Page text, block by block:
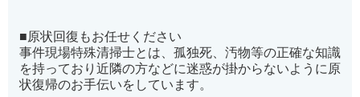
■原状回復もお任せください
事件現場特殊清掃士とは、孤独死、汚物等の正確な知識
を持っており近隣の方などに迷惑が掛からないように原
状復帰のお手伝いをしています。